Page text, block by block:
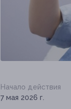
Начало действия
7 мая 2026 г.